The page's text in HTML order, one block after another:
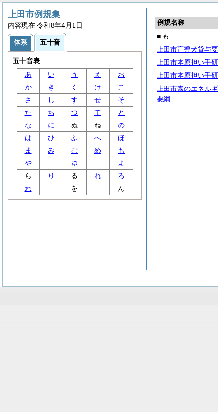
例規名称
■ も
上田市盲導犬貸与
上田市本原担い手
上田市本原担い手
上田市森のエネル
要綱
上田市例規集
内容現在 令和8年4月1日
体系 五十音
五十音表
あ
い う え
お
か
き く け
こ
さ
し す せ
そ
た
ち つ て
と
な
に ぬ ね
の
は
ひ ふ へ
ほ
ま
み む め
も
や
ゆ
よ
ら
り る れ
ろ
わ
を ん